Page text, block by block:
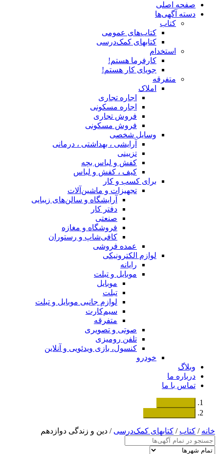
صفحه اصلی
دسته آگهی‌ها
کتاب
کتاب‌های عمومی
کتابهای کمک‌درسی
استخدام
کارفرما هستم!
جویای کار هستم!
متفرقه
املاک
اجاره تجاری
اجاره مسکونی
فروش تجاری
فروش مسکونی
وسایل شخصی
آرایشی ، بهداشتی ، درمانی
تزیینی
کفش و لباس بچه
کیف ، کفش و لباس
برای کسب و کار
تجهیزات و ماشین‌آلات
آرایشگاه و سالن‌های زیبایی
دفتر کار
صنعتی
فروشگاه و مغازه
کافی‌شاپ و رستوران
عمده فروشی
لوازم الکترونیکی
رایانه
موبایل و تبلت
موبایل
تبلت
لوازم جانبی موبایل و تبلت
سیم‌کارت
متفرقه
صوتی و تصویری
تلفن رومیزی
کنسول، بازی‌ ویدئویی و آنلاین
خودرو
وبلاگ
درباره ما
تماس با ما
خانه/ کتاب/ کتابهای کمک‌درسی / دین و زندگی دوازدهم